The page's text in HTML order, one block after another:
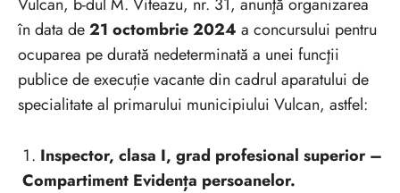
în data de21 octombrie 2024 a concursului pentru
ocuparea pe durată nedeterminată a unei funcţii
publice de execuție vacante din cadrul aparatului de
specialitate al primarului municipiului Vulcan, astfel:
Inspector, clasa I, grad profesional superior –
Compartiment Evidența persoanelor.